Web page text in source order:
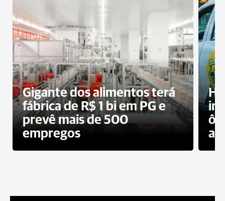
Gigante dos alimentos terá
fábrica de R$ 1 bi em PG e
prevê mais de 500
empregos